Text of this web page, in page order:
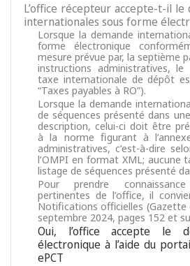
L’office récepteur accepte-t-il
internationales sous forme
Lorsque la demande
forme électronique
mesure prévue par, la septième
instructions administratives,
taxe internationale de dépôt
“Taxes payables à RO”).
Lorsque la demande
de séquences présenté dans
description, celui-ci doit être
à la norme figurant à
administratives, c’est-à-dire
l’OMPI en format XML; aucune
listage de séquences présenté
Pour prendre
pertinentes de l’office, il
Notifications officielles (Gazette
septembre 2024, pages 152 et
Oui, l’office accepte le
électronique à l’aide du
ePCT